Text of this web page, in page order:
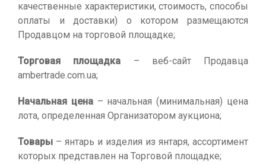
качественные характеристики, стоимость, способы
оплаты и доставки) о котором размещаются
Продавцом на торговой площадке;
Торговая площадка – веб-сайт Продавца
ambertrade.com.ua;
Начальная цена– начальная (минимальная) цена
лота, определенная Организатором аукциона;
Товары – янтарь и изделия из янтаря, ассортимент
которых представлен на Торговой площадке;